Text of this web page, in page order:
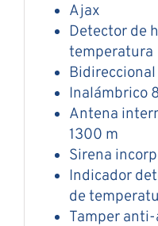
Ajax
Detector de
temperatura
Bidireccional
Inalámbrico
Antena
1300 m
Sirena
Indicador
de
Tamper